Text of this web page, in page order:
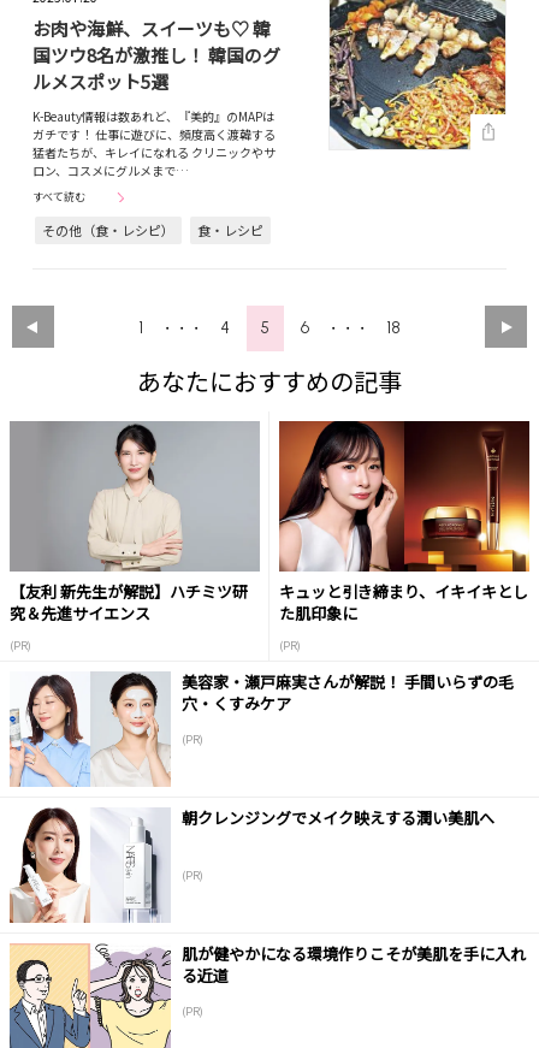
お肉や海鮮、スイーツも♡ 韓
国ツウ8名が激推し！ 韓国のグ
ルメスポット5選
K-Beauty情報は数あれど、『美的』のMAPは
ガチです！ 仕事に遊びに、頻度高く渡韓する
猛者たちが、キレイになれる クリニックやサ
ロン、コスメにグルメまで…
すべて読む
その他（食・レシピ） 食・レシピ
1 ・・・ 4 5 6 ・・・ 18
あなたにおすすめの記事
【友利 新先生が解説】ハチミツ研
究＆先進サイエンス
(PR)
キュッと引き締まり、イキイキとし
た肌印象に
(PR)
美容家・瀬戸麻実さんが解説！ 手間いらずの毛
穴・くすみケア
(PR)
朝クレンジングでメイク映えする潤い美肌へ
(PR)
肌が健やかになる環境作りこそが美肌を手に入れ
る近道
(PR)